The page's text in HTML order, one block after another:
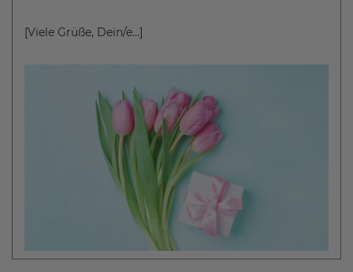
[Viele Grüße, Dein/e…]